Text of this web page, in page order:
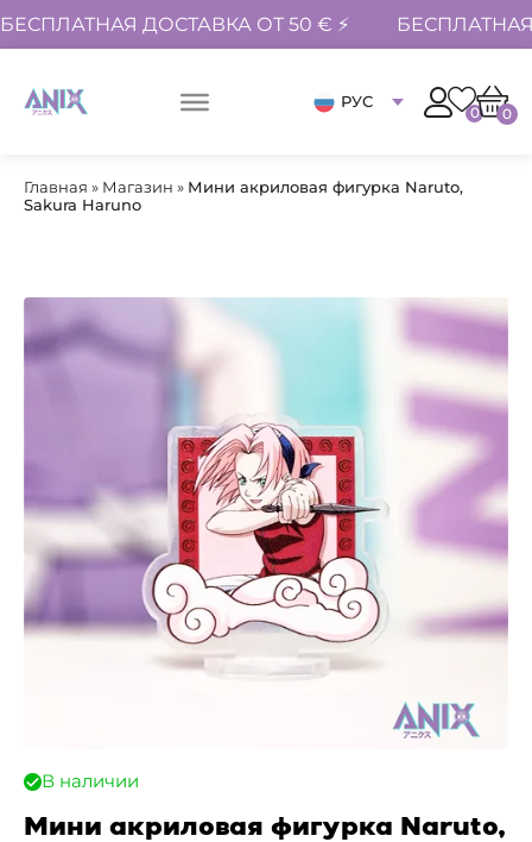
БЕСПЛАТНАЯ ДОСТАВКА ОТ 50 € ⚡
РУС
0 0
Главная » Магазин » Мини акриловая фигурка Naruto,
Sakura Haruno
В наличии
Мини акриловая фигурка Naruto,